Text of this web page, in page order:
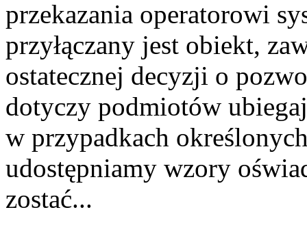
przekazania operatorowi
przyłączany jest obiekt,
ostatecznej decyzji o
dotyczy podmiotów
w przypadkach
udostępniamy wzory
zostać...